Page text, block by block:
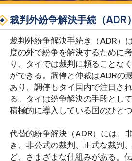
裁判外紛争解決手続（ADR
裁判外紛争解決手続き（ADR）
度の外で紛争を解決するために
り、タイでは裁判に頼ることな
ができる。調停と仲裁はADRの
あり、調停もタイ国内で注目さ
る。タイは紛争解決の手段とし
積極的に導入している国のひとつ
代替的紛争解決（ADR）には、
き、非公式の裁判、正式な裁判
ど、さまざまな仕組みがある。